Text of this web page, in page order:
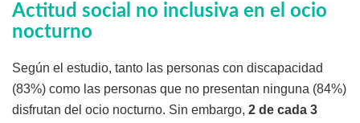
Actitud social no inclusiva en el ocio
nocturno
Según el estudio, tanto las personas con discapacidad
(83%) como las personas que no presentan ninguna (84%)
disfrutan del ocio nocturno. Sin embargo, 2 de cada 3